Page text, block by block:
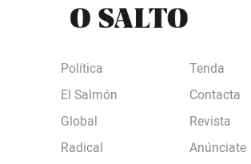
Política
El Salmón
Global
Radical
Tenda
Contacta
Revista
Anúnciate